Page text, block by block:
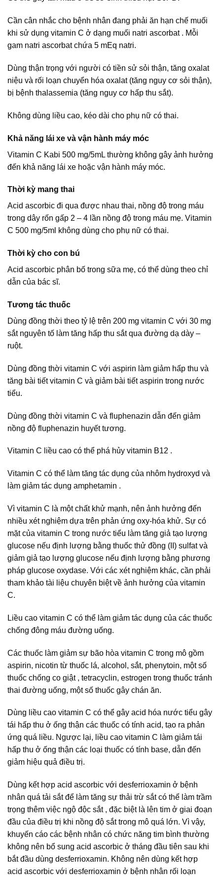
Cần cân nhắc cho bệnh nhân đang phải ăn hạn chế muối
khi sử dụng vitamin C ở dạng muối natri ascorbat . Mỗi
gam natri ascorbat chứa 5 mEq natri.
Dùng thận trọng với người có tiền sử sỏi thận, tăng oxalat
niệu và rối loạn chuyển hóa oxalat (tăng nguy cơ sỏi thận),
bị bệnh thalassemia (tăng nguy cơ hấp thu sắt).
Không dùng liều cao, kéo dài cho phụ nữ có thai.
Khả năng lái xe và vận hành máy móc
Vitamin C Kabi 500 mg/5mL thường không gây ảnh hưởng
đến khả năng lái xe hoặc vận hành máy móc.
Thời kỳ mang thai
Acid ascorbic đi qua được nhau thai, nồng độ trong máu
trong dây rốn gấp 2 – 4 lần nồng độ trong máu mẹ. Vitamin
C 500 mg/5ml không dùng cho phụ nữ có thai.
Thời kỳ cho con bú
Acid ascorbic phân bố trong sữa mẹ, có thể dùng theo chỉ
dẫn của bác sĩ.
Tương tác thuốc
Dùng đồng thời theo tỷ lệ trên 200 mg vitamin C với 30 mg
sắt nguyên tố làm tăng hấp thu sắt qua đường dạ dày –
ruột.
Dùng đồng thời vitamin C với aspirin làm giảm hấp thu và
tăng bài tiết vitamin C và giảm bài tiết aspirin trong nước
tiểu.
Dùng đồng thời vitamin C và fluphenazin dẫn đến giảm
nồng độ fluphenazin huyết tương.
Vitamin C liều cao có thể phá hủy vitamin B12 .
Vitamin C có thể làm tăng tác dụng của nhôm hydroxyd và
làm giảm tác dụng amphetamin .
Vì vitamin C là một chất khử mạnh, nên ảnh hưởng đến
nhiều xét nghiệm dựa trên phản ứng oxy-hóa khử. Sự có
mặt của vitamin C trong nước tiểu làm tăng giả tạo lượng
glucose nếu định lượng bằng thuốc thử đồng (II) sulfat và
giảm giả tạo lượng glucose nếu định lượng bằng phương
pháp glucose oxydase. Với các xét nghiệm khác, cần phải
tham khảo tài liệu chuyên biệt về ảnh hưởng của vitamin
C.
Liều cao vitamin C có thể làm giảm tác dụng của các thuốc
chống đông máu đường uống.
Các thuốc làm giảm sự bão hòa vitamin C trong mô gồm
aspirin, nicotin từ thuốc lá, alcohol, sắt, phenytoin, một số
thuốc chống co giật , tetracyclin, estrogen trong thuốc tránh
thai đường uống, một số thuốc gây chán ăn.
Dùng liều cao vitamin C có thể gây acid hóa nước tiểu gây
tái hấp thu ở ống thận các thuốc có tính acid, tạo ra phản
ứng quá liều. Ngược lại, liều cao vitamin C làm giảm tái
hấp thu ở ống thận các loại thuốc có tính base, dẫn đến
giảm hiệu quả điều trị.
Dùng kết hợp acid ascorbic với desferrioxamin ở bệnh
nhân quá tải sắt để làm tăng sự thải trừ sắt có thể làm trầm
trọng thêm việc ngộ độc sắt , đặc biệt là lên tim ở giai đoạn
đầu của điều trị khi nồng độ sắt trong mô quá lớn. Vì vậy,
khuyến cáo các bệnh nhân có chức năng tim bình thường
không nên bổ sung acid ascorbic ở tháng đầu tiên sau khi
bắt đầu dùng desferrioxamin. Không nên dùng kết hợp
acid ascorbic với desferrioxamin ở bệnh nhân rối loạn